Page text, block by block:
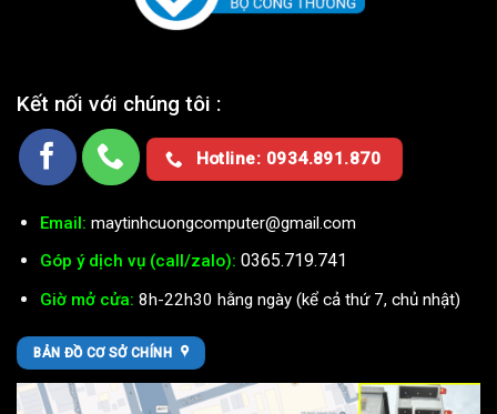
Kết nối với chúng tôi :
Hotline: 0934.891.870
Email: maytinhcuongcomputer@gmail.com
Góp ý dịch vụ (call/zalo): 0365.719.741
Giờ mở cửa: 8h-22h30 hằng ngày (kể cả thứ 7, chủ nhật)
BẢN ĐỒ CƠ SỞ CHÍNH